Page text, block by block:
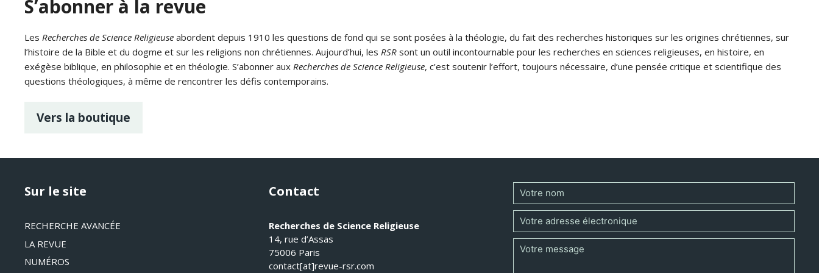
S’abonner à la revue
Les Recherches de Science Religieuse abordent depuis 1910 les questions de fond qui se sont posées à la théologie, du fait des recherches historiques sur les origines chrétiennes, sur
l’histoire de la Bible et du dogme et sur les religions non chrétiennes. Aujourd’hui, les RSR sont un outil incontournable pour les recherches en sciences religieuses, en histoire, en
exégèse biblique, en philosophie et en théologie. S’abonner aux Recherches de Science Religieuse, c’est soutenir l’effort, toujours nécessaire, d’une pensée critique et scientifique des
questions théologiques, à même de rencontrer les défis contemporains.
Vers la boutique
Sur le site
RECHERCHE AVANCÉE
LA REVUE
NUMÉROS
Contact
Recherches de Science Religieuse
14, rue d’Assas
75006 Paris
contact[at]revue-rsr.com